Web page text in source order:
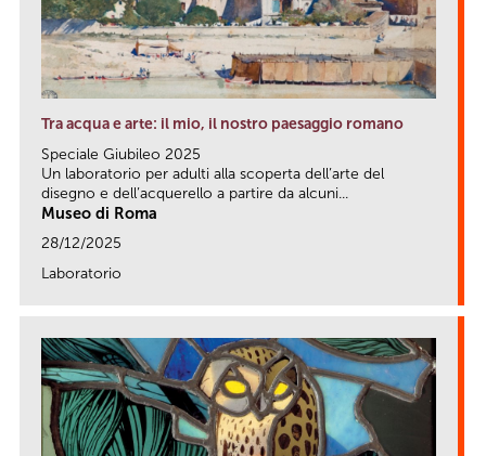
Tra acqua e arte: il mio, il nostro paesaggio romano
Speciale Giubileo 2025
Un laboratorio per adulti alla scoperta dell’arte del
disegno e dell’acquerello a partire da alcuni...
Museo di Roma
28/12/2025
Laboratorio